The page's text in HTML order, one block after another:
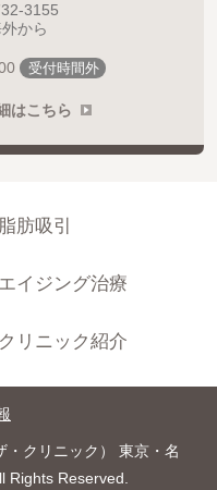
3155
から
受付時間外
はこちら
脂肪吸引
エイジング治療
クリニック紹介
クリニック） 東京・名
Rights Reserved.